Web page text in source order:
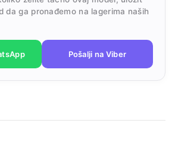
da ga pronađemo na lagerima naših
Pošalji na Viber